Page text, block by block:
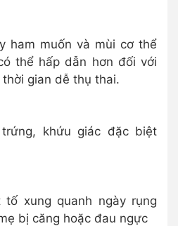
ham muốn và mùi cơ thể
thể hấp dẫn hơn đối với
gian dễ thụ thai.
khứu giác đặc biệt
xung quanh ngày rụng
bị căng hoặc đau ngực